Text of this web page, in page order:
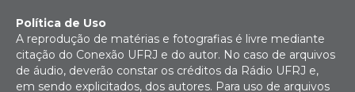
Política de Uso
A reprodução de matérias e fotografias é livre mediante
citação do Conexão UFRJ e do autor. No caso de arquivos
de áudio, deverão constar os créditos da Rádio UFRJ e,
em sendo explicitados, dos autores. Para uso de arquivos